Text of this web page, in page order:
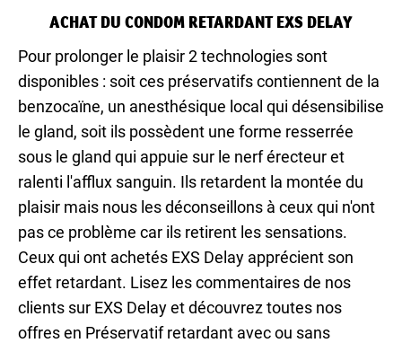
ACHAT DU CONDOM RETARDANT EXS DELAY
Pour prolonger le plaisir 2 technologies sont
disponibles : soit ces préservatifs contiennent de la
benzocaïne, un anesthésique local qui désensibilise
le gland, soit ils possèdent une forme resserrée
sous le gland qui appuie sur le nerf érecteur et
ralenti l'afflux sanguin. Ils retardent la montée du
plaisir mais nous les déconseillons à ceux qui n'ont
pas ce problème car ils retirent les sensations.
Ceux qui ont achetés EXS Delay apprécient son
effet retardant. Lisez les commentaires de nos
clients sur EXS Delay et découvrez toutes nos
offres en Préservatif retardant avec ou sans